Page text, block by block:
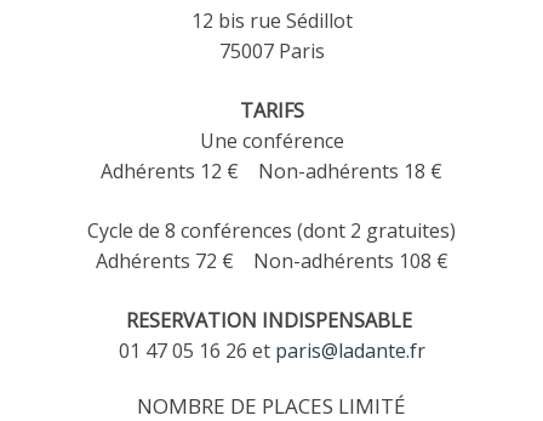
12 bis rue Sédillot
75007 Paris
TARIFS
Une conférence
Adhérents 12 € Non-adhérents 18 €
Cycle de 8 conférences (dont 2 gratuites)
Adhérents 72 € Non-adhérents 108 €
RESERVATION INDISPENSABLE
01 47 05 16 26 et paris@ladante.fr
NOMBRE DE PLACES LIMITÉ